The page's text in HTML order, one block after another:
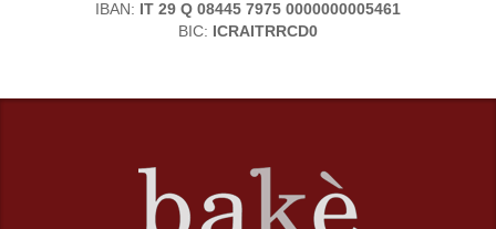
IBAN: IT 29 Q 08445 7975 0000000005461
BIC: ICRAITRRCD0